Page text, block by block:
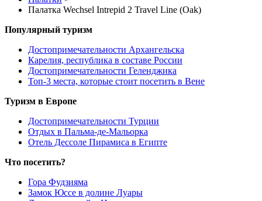
Палатка Wechsel Intrepid 2 Travel Line (Oak)
Популярный туризм
Достопримечательности Архангельска
Карелия, республика в составе России
Достопримечательности Геленджика
Топ-3 места, которые стоит посетить в Вене
Туризм в Европе
Достопримечательности Турции
Отдых в Пальма-де-Мальорка
Отель Дессоле Пирамиса в Египте
Что посетить?
Гора Фудзияма
Замок Юссе в долине Луары